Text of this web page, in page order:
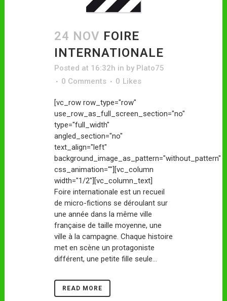
24 NOV FOIRE
INTERNATIONALE
Posted at 16:32h in by Plato75
0 Comments
0 Likes
[vc_row row_type="row"
use_row_as_full_screen_section="no"
type="full_width"
angled_section="no"
text_align="left"
background_image_as_pattern="without_pattern"
css_animation=""][vc_column
width="1/2"][vc_column_text]
Foire internationale est un recueil
de micro-fictions se déroulant sur
une année dans la même ville
française de taille moyenne, une
ville à la campagne. Chaque histoire
met en scène un protagoniste
différent, une petite fille seule...
READ MORE